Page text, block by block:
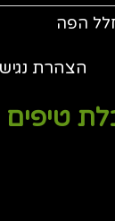
הפה
הצהרת